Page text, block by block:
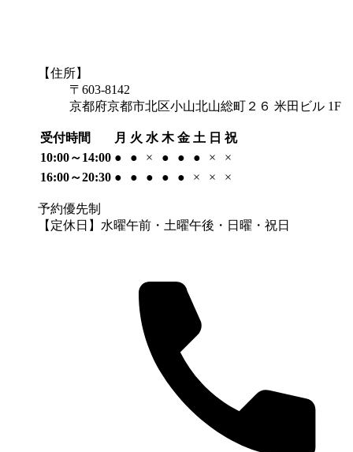
【住所】
〒603-8142
京都府京都市北区小山北山総町２６ 米田ビル 1F
受付時間 月 火 水 木 金 土 日 祝
10:00～14:00 ● ● × ● ● ● ×
×
16:00～20:30 ● ● ● ● ● × × ×
予約優先制
【定休日】水曜午前・土曜午後・日曜・祝日